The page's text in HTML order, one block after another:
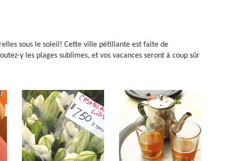
sous le soleil! Cette ville pétillante est faite de
y les plages sublimes, et vos vacances seront à coup sûr